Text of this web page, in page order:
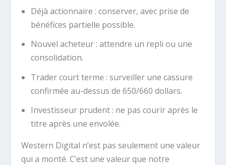
Déjà actionnaire : conserver, avec prise de
bénéfices partielle possible.
Nouvel acheteur : attendre un repli ou une
consolidation.
Trader court terme : surveiller une cassure
confirmée au-dessus de 650/660 dollars.
Investisseur prudent : ne pas courir après le
titre après une envolée.
Western Digital n’est pas seulement une valeur
qui a monté. C’est une valeur que notre